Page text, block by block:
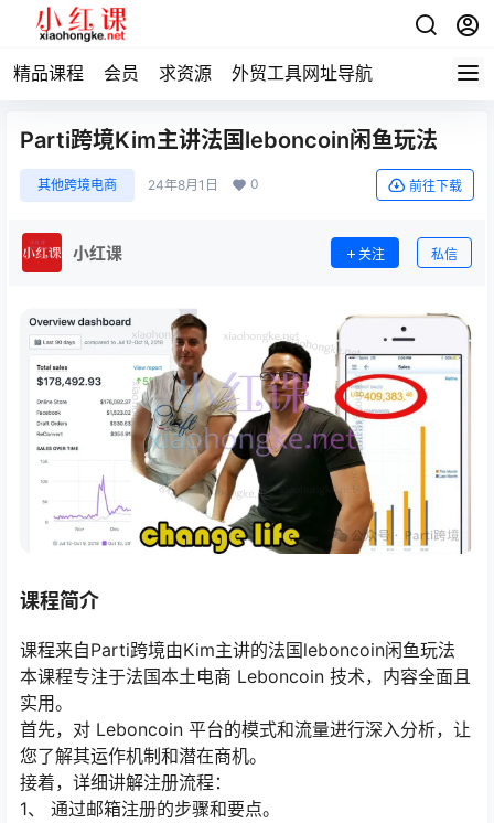
精品课程 会员 求资源 外贸工具网址导航
Parti跨境Kim主讲法国leboncoin闲鱼玩法
其他跨境电商 24年8月1日 0 前往下载
小红课 关注 私信
课程简介
课程来自Parti跨境由Kim主讲的法国leboncoin闲鱼玩法
本课程专注于法国本土电商 Leboncoin 技术，内容全面且
实用。
首先，对 Leboncoin 平台的模式和流量进行深入分析，让
您了解其运作机制和潜在商机。
接着，详细讲解注册流程：
1、 通过邮箱注册的步骤和要点。